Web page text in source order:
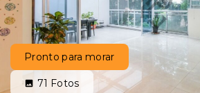
Pronto para morar
71 Fotos